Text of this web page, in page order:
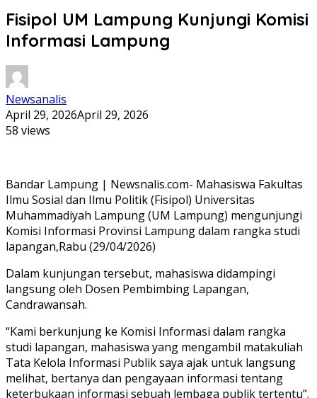
Fisipol UM Lampung Kunjungi Komisi
Informasi Lampung
Newsanalis
April 29, 2026April 29, 2026
58 views
Bandar Lampung | Newsnalis.com- Mahasiswa Fakultas
Ilmu Sosial dan Ilmu Politik (Fisipol) Universitas
Muhammadiyah Lampung (UM Lampung) mengunjungi
Komisi Informasi Provinsi Lampung dalam rangka studi
lapangan,Rabu (29/04/2026)
Dalam kunjungan tersebut, mahasiswa didampingi
langsung oleh Dosen Pembimbing Lapangan,
Candrawansah.
“Kami berkunjung ke Komisi Informasi dalam rangka
studi lapangan, mahasiswa yang mengambil matakuliah
Tata Kelola Informasi Publik saya ajak untuk langsung
melihat, bertanya dan pengayaan informasi tentang
keterbukaan informasi sebuah lembaga publik tertentu”.